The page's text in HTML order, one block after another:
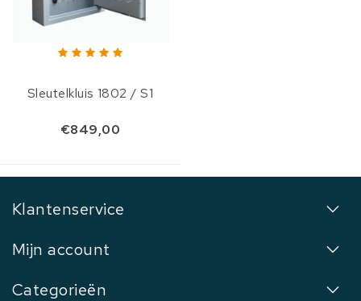
Sleutelkluis 1802 / S1
€849,00
Klantenservice
Mijn account
Categorieën